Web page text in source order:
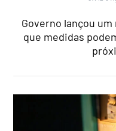
Governo lançou
que medidas